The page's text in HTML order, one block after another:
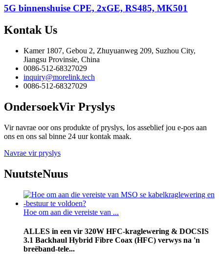
5G binnenshuise CPE, 2xGE, RS485, MK501
KontakUs
Kamer 1807, Gebou 2, Zhuyuanweg 209, Suzhou City,
Jiangsu Provinsie, China
0086-512-68327029
inquiry@morelink.tech
0086-512-68327029
OndersoekVir Pryslys
Vir navrae oor ons produkte of pryslys, los asseblief jou e-pos aan
ons en ons sal binne 24 uur kontak maak.
Navrae vir pryslys
NuutsteNuus
Hoe om aan die vereiste van ...
ALLES in een vir 320W HFC-kraglewering & DOCSIS
3.1 Backhaul Hybrid Fibre Coax (HFC) verwys na 'n
breëband-tele...